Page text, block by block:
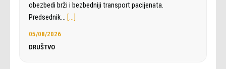
obezbedi brži i bezbedniji transport pacijenata.
Predsednik… […]
05/08/2026
DRUŠTVO